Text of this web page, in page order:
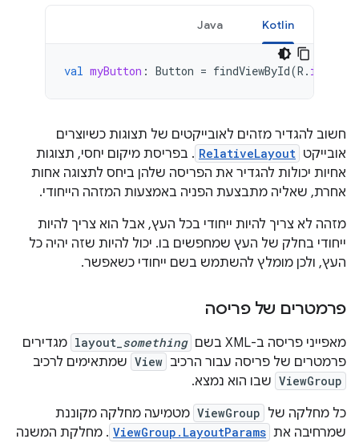
Kotlin
Java
val myButton : Button = findViewById(R . id
חשוב להגדיר מזהים לאובייקטים של תצוגות כשיוצרים
אובייקט RelativeLayout . בפריסת מיקום יחסי, תצוגות
אחיות יכולות להגדיר את הפריסה שלהן ביחס לתצוגה אחות
אחרת, שאליה מתבצעת הפניה באמצעות המזהה הייחודי.
מזהה לא צריך להיות ייחודי בכל העץ, אבל הוא צריך להיות
ייחודי בחלק של העץ שמחפשים בו. יכול להיות שזה יהיה כל
העץ, ולכן מומלץ להשתמש בשם ייחודי כשאפשר.
פרמטרים של פריסה
מאפייני פריסה ב-XML בשם layout_ something
מגדירים
פרמטרים של פריסה עבור הרכיב View שמתאימים לרכיב
ViewGroup שבו הוא נמצא.
כל מחלקה של ViewGroup מטמיעה מחלקה מקוננת
שמרחיבה את ViewGroup.LayoutParams . מחלקת המשנה